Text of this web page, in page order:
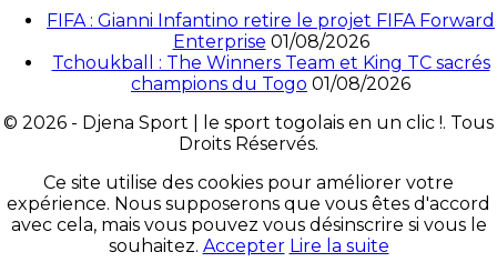
FIFA : Gianni Infantino retire le projet FIFA Forward
Enterprise 01/08/2026
Tchoukball : The Winners Team et King TC sacrés
champions du Togo 01/08/2026
© 2026 - Djena Sport | le sport togolais en un clic !. Tous
Droits Réservés.
Ce site utilise des cookies pour améliorer votre
expérience. Nous supposerons que vous êtes d'accord
avec cela, mais vous pouvez vous désinscrire si vous le
souhaitez. Accepter Lire la suite